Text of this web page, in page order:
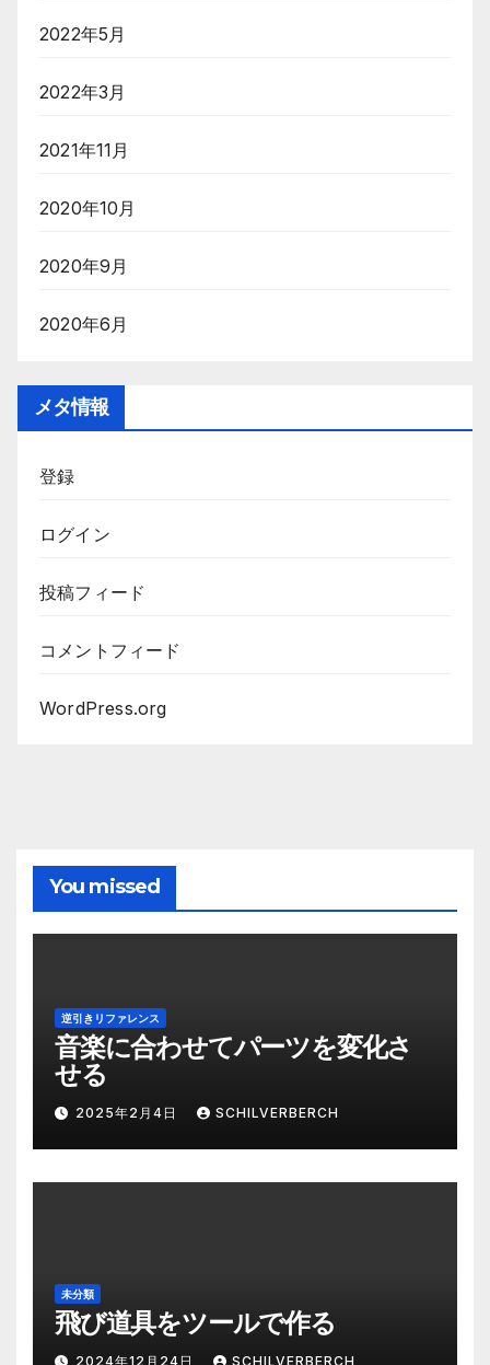
2022年5月
2022年3月
2021年11月
2020年10月
2020年9月
2020年6月
メタ情報
登録
ログイン
投稿フィード
コメントフィード
WordPress.org
You missed
逆引きリファレンス
音楽に合わせてパーツを変化さ
せる
2025年2月4日 SCHILVERBERCH
未分類
飛び道具をツールで作る
2024年12月24日 SCHILVERBERCH